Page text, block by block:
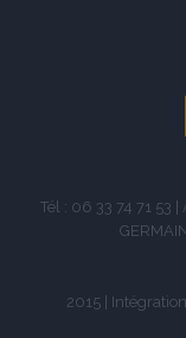
Tél : 06 33 74 71 53
2015 |